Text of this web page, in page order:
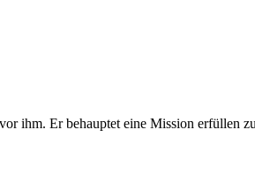
ihm. Er behauptet eine Mission erfüllen